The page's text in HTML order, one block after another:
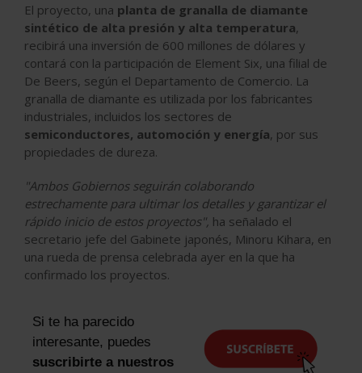
El proyecto, una planta de granalla de diamante
sintético de alta presión y alta temperatura,
recibirá una inversión de 600 millones de dólares y
contará con la participación de Element Six, una filial de
De Beers, según el Departamento de Comercio. La
granalla de diamante es utilizada por los fabricantes
industriales, incluidos los sectores de
semiconductores, automoción y energía, por sus
propiedades de dureza.
"Ambos Gobiernos seguirán colaborando
estrechamente para ultimar los detalles y garantizar el
rápido inicio de estos proyectos", ha señalado el
secretario jefe del Gabinete japonés, Minoru Kihara, en
una rueda de prensa celebrada ayer en la que ha
confirmado los proyectos.
Si te ha parecido
interesante, puedes
suscribirte a nuestros